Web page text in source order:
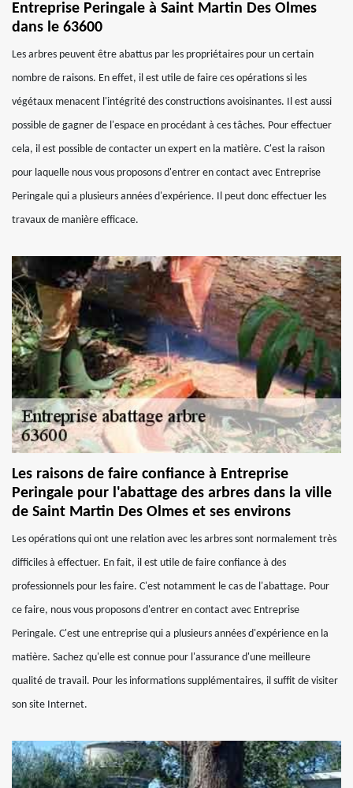
Entreprise Peringale à Saint Martin Des Olmes
dans le 63600
Les arbres peuvent être abattus par les propriétaires pour un certain
nombre de raisons. En effet, il est utile de faire ces opérations si les
végétaux menacent l'intégrité des constructions avoisinantes. Il est aussi
possible de gagner de l'espace en procédant à ces tâches. Pour effectuer
cela, il est possible de contacter un expert en la matière. C'est la raison
pour laquelle nous vous proposons d'entrer en contact avec Entreprise
Peringale qui a plusieurs années d'expérience. Il peut donc effectuer les
travaux de manière efficace.
Les raisons de faire confiance à Entreprise
Peringale pour l'abattage des arbres dans la ville
de Saint Martin Des Olmes et ses environs
Les opérations qui ont une relation avec les arbres sont normalement très
difficiles à effectuer. En fait, il est utile de faire confiance à des
professionnels pour les faire. C'est notamment le cas de l'abattage. Pour
ce faire, nous vous proposons d'entrer en contact avec Entreprise
Peringale. C'est une entreprise qui a plusieurs années d'expérience en la
matière. Sachez qu'elle est connue pour l'assurance d'une meilleure
qualité de travail. Pour les informations supplémentaires, il suffit de visiter
son site Internet.